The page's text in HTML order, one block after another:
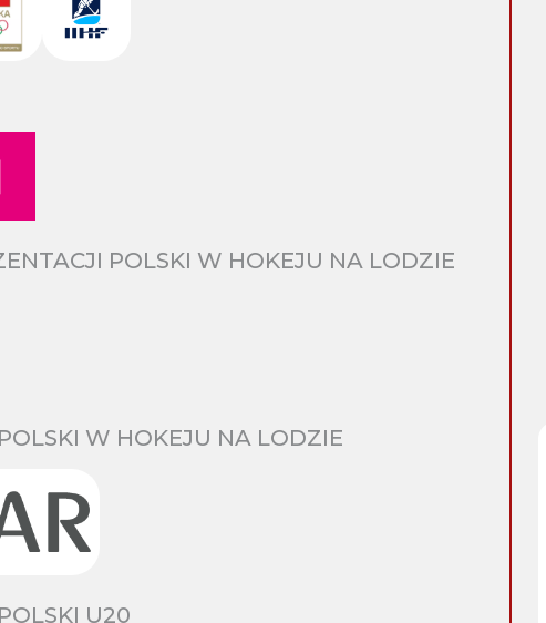
POLSKI W HOKEJU NA LODZIE
W HOKEJU NA LODZIE
U20